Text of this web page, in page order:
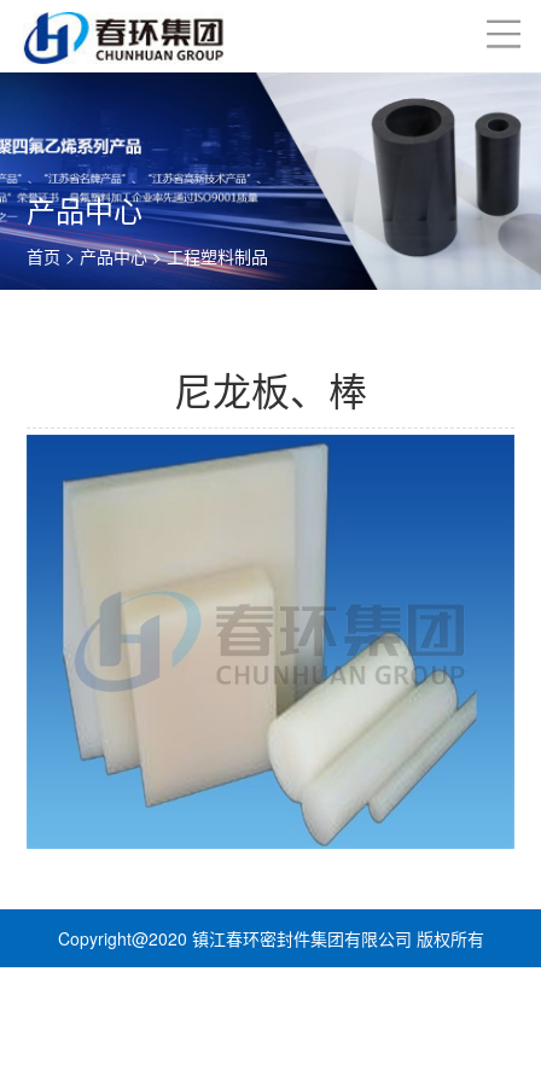
产品中心
首页 > 产品中心>工程塑料制品
尼龙板、棒
Copyright@2020 镇江春环密封件集团有限公司 版权所有